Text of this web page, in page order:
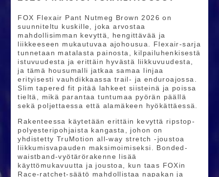
FOX Flexair Pant Nutmeg Brown 2026 on
suunniteltu kuskille, joka arvostaa
mahdollisimman kevyttä, hengittävää ja
liikkeeseen mukautuvaa ajohousua. Flexair-sarja
tunnetaan matalasta painosta, kilpailuhenkisestä
istuvuudesta ja erittäin hyvästä liikkuvuudesta,
ja tämä housumalli jatkaa samaa linjaa
erityisesti vauhdikkaassa trail- ja enduroajossa.
Slim tapered fit pitää lahkeet siisteinä ja poissa
tieltä, mikä parantaa tuntumaa pyörän päällä
sekä poljettaessa että alamäkeen hyökättäessä.
Rakenteessa käytetään erittäin kevyttä ripstop-
polyesteripohjaista kangasta, johon on
yhdistetty TruMotion all-way stretch -joustoa
liikkumisvapauden maksimoimiseksi. Bonded-
waistband-vyötärörakenne lisää
käyttömukavuutta ja joustoa, kun taas FOXin
Race-ratchet-säätö mahdollistaa napakan ja